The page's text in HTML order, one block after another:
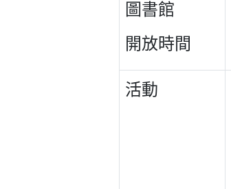
圖書館
開放時間
活動